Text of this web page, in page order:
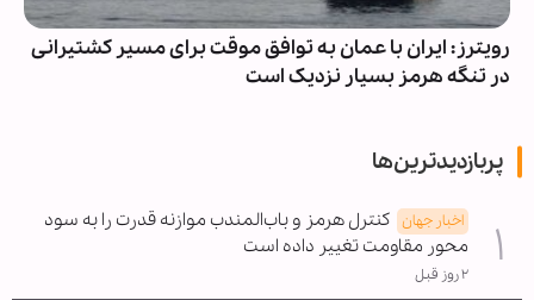
رویترز: ایران با عمان به توافق موقت برای مسیر کشتیرانی
در تنگه هرمز بسیار نزدیک است
پربازدیدترین‌ها
اخبار جهان کنترل هرمز و باب‌المندب موازنه قدرت را به سود
محور مقاومت تغییر داده است
۲ روز قبل